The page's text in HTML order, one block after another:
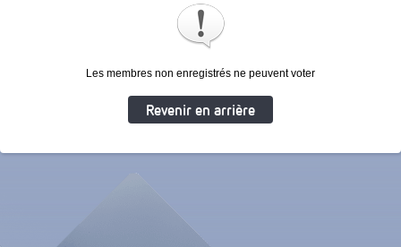
Les membres non enregistrés ne peuvent voter
Revenir en arrière